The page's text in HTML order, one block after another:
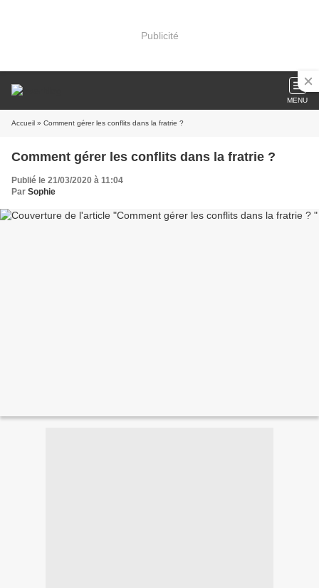
Publicité
MENU
Accueil » Comment gérer les conflits dans la fratrie ?
Comment gérer les conflits dans la fratrie ?
Publié le 21/03/2020 à 11:04
Par Sophie